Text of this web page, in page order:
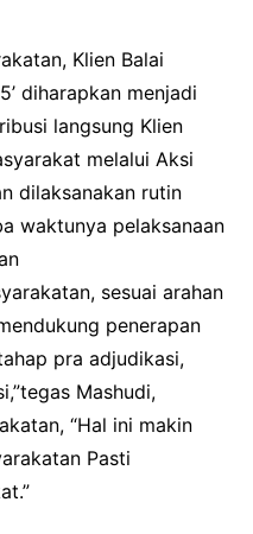
Klien Balai
diharapkan menjadi
langsung Klien
melalui Aksi
dilaksanakan rutin
waktunya pelaksanaan
sesuai arahan
penerapan
pra adjudikasi,
Mashudi,
“Hal ini makin
Pasti